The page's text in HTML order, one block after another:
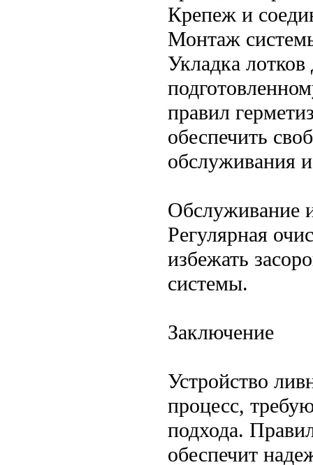
Крепеж и
Монтаж
Укладка
правил
обеспечить
обслуживания
Обслуживание
Регулярная
избежать
системы.
Заключение
Устройство
процесс,
подхода.
обеспечит